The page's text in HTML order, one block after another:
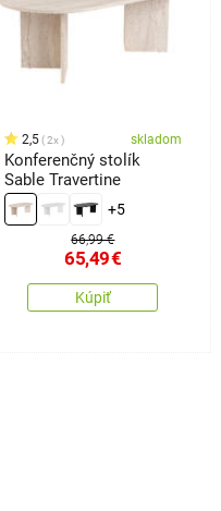
2,5 2x skladom
Konferenčný stolík
Sable Travertine
+5
66,99 €
65,49€
Kúpiť